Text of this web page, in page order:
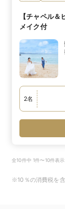
【チャペル
メイク付
2名
全10件中 1件〜10件表示
※10％の消費税を